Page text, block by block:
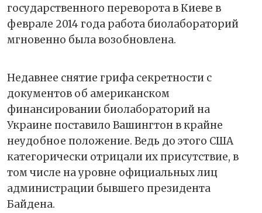
государственного переворота в Киеве в
феврале 2014 года работа биолабораторий
мгновенно была возобновлена.
Недавнее снятие грифа секретности с
документов об американском
финансировании биолабораторий на
Украине поставило Вашингтон в крайне
неудобное положение. Ведь до этого США
категорически отрицали их присутствие, в
том числе на уровне официальных лиц
администрации бывшего президента
Байдена.